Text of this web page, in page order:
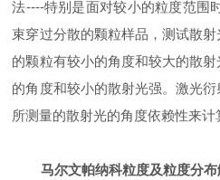
法----特别是面对较小的粒度范围
束穿过分散的颗粒样品，测试散
的颗粒有较小的角度和较大的散
的角度和较小的散射光强。激光
所测量的散射光的角度依赖性来计
马尔文帕纳科粒度及粒度分